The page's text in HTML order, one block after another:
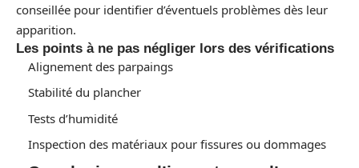
conseillée pour identifier d’éventuels problèmes dès leur
apparition.
Les points à ne pas négliger lors des vérifications
Alignement des parpaings
Stabilité du plancher
Tests d’humidité
Inspection des matériaux pour fissures ou dommages